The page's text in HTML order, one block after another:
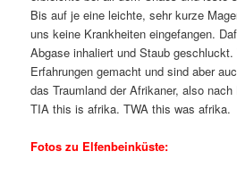
Bis auf je eine leichte, sehr kurze
uns keine Krankheiten eingefangen.
Abgase inhaliert und Staub
Erfahrungen gemacht und sind aber
das Traumland der Afrikaner, also
TIA this is afrika. TWA this was afrika.
Fotos zu Elfenbeinküste: